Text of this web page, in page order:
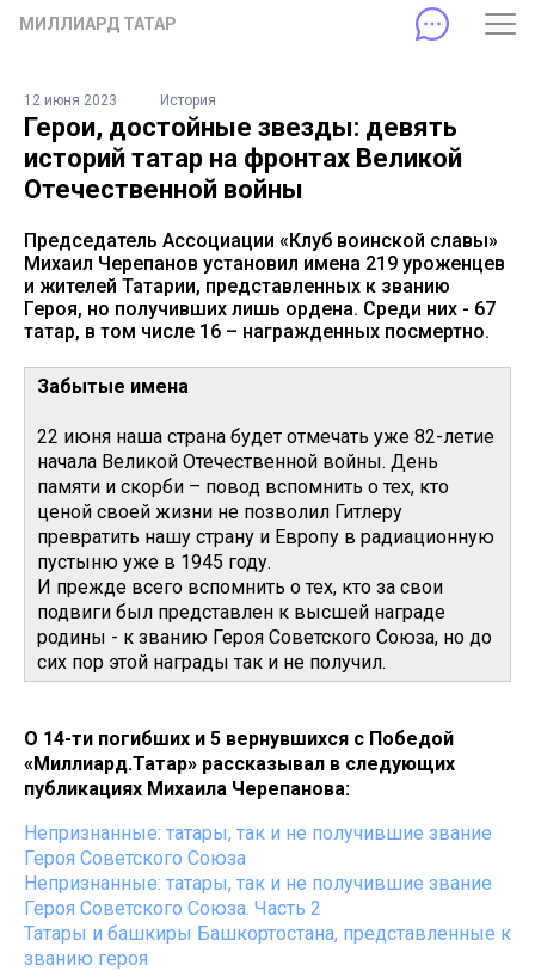
МИЛЛИАРД ТАТАР
12 июня 2023 История
Герои, достойные звезды: девять
историй татар на фронтах Великой
Отечественной войны
Председатель Ассоциации «Клуб воинской славы»
Михаил Черепанов установил имена 219 уроженцев
и жителей Татарии, представленных к званию
Героя, но получивших лишь ордена. Среди них - 67
татар, в том числе 16 – награжденных посмертно.
Забытые имена
22 июня наша страна будет отмечать уже 82-летие
начала Великой Отечественной войны. День
памяти и скорби – повод вспомнить о тех, кто
ценой своей жизни не позволил Гитлеру
превратить нашу страну и Европу в радиационную
пустыню уже в 1945 году.
И прежде всего вспомнить о тех, кто за свои
подвиги был представлен к высшей награде
родины - к званию Героя Советского Союза, но до
сих пор этой награды так и не получил.
О 14-ти погибших и 5 вернувшихся с Победой
«Миллиард.Татар» рассказывал в следующих
публикациях Михаила Черепанова:
Непризнанные: татары, так и не получившие звание
Героя Советского Союза
Непризнанные: татары, так и не получившие звание
Героя Советского Союза. Часть 2
Татары и башкиры Башкортостана, представленные к
званию героя